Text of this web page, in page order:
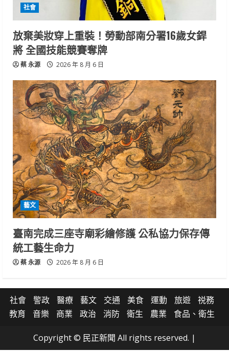
社會
放棄美妝穿上重裝！勞動部南分署16歲女銲
將 全國技能競賽奪牌
蔡 永源 2026 年 8 月 6 日
藝文
臺南完成三座寺廟彩繪修護 公私協力保存傳
統工藝生命力
蔡 永源 2026 年 8 月 6 日
社會 警政 醫療 藝文 交通 美食 運動 旅遊
祱務
教育
音樂 商業 政治 消防 衛生 農業 食品、衛生
Copyright © 民正新聞 All rights reserved. |